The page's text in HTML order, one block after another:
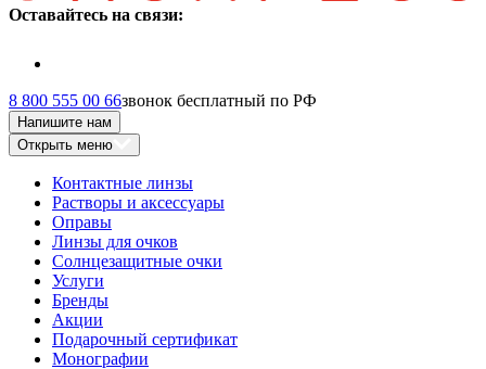
Оставайтесь на связи:
8 800 555 00 66звонок бесплатный по РФ
Напишите нам
Открыть меню
Контактные линзы
Растворы и аксессуары
Оправы
Линзы для очков
Солнцезащитные очки
Услуги
Бренды
Акции
Подарочный сертификат
Монографии